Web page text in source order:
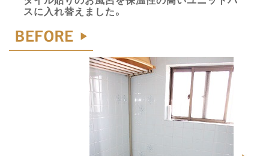
スに入れ替えました。